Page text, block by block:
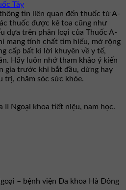
Tây
tin liên quan đến thuốc từ A-
thuốc được kê toa cũng như
dựa trên phân loại của Thuốc A-
mang tính chất tìm hiểu, mở rộng
cấp bất kì lời khuyên về y tế,
Hãy luôn nhớ tham khảo ý kiến
gia trước khi bắt đầu, dừng hay
trị, chăm sóc sức khỏe.
II Ngoại khoa tiết niệu, nam học.
– bệnh viện Đa khoa Hà Đông